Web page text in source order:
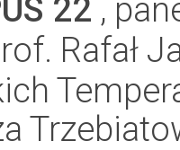
22 ,
Rafał